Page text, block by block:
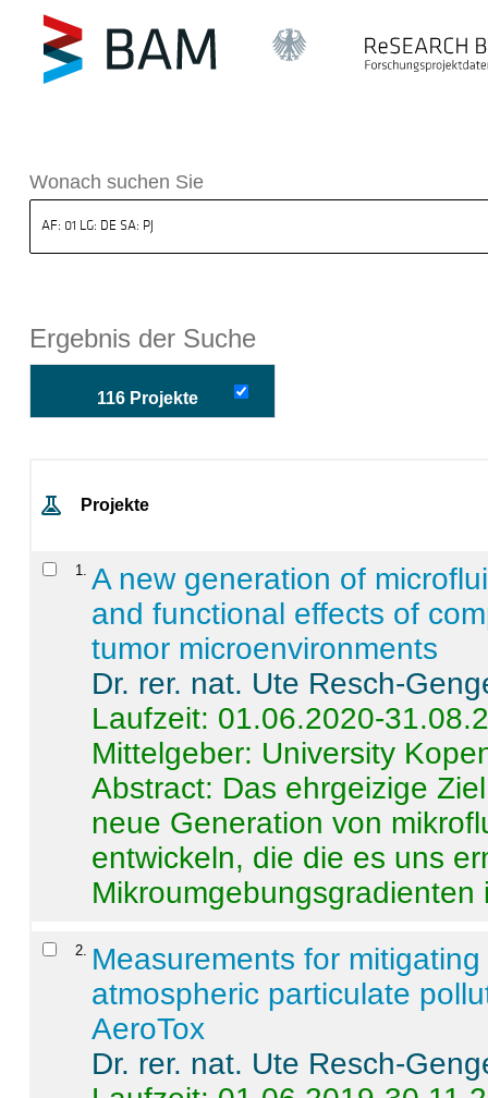
BAM
Wonach suchen Sie
Ergebnis der Suche
116 Projekte
Projekte
1
A new generation of
and functional effects of
tumor microenvironments
Dr. rer. nat. Ute Resch-
Laufzeit: 01.06.2020-
Mittelgeber: University
Abstract: Das ehrgeizige
neue Generation von
entwickeln, die die es uns
Mikroumgebungsgradienten
2
Measurements for
atmospheric particulate
AeroTox
Dr. rer. nat. Ute Resch-